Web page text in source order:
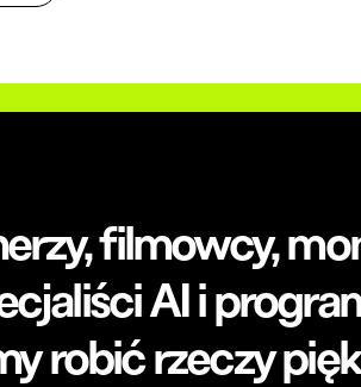
filmowcy,
AI i
robić rzeczy